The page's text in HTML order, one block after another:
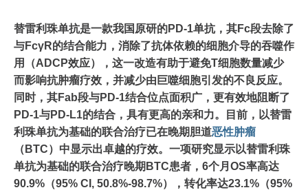
替雷利珠单抗是一款我国原研的PD-1单抗，其Fc段去除了
与FcγR的结合能力，消除了抗体依赖的细胞介导的吞噬作
用（ADCP效应），这一改造有助于避免T细胞数量减少
而影响抗肿瘤疗效，并减少由巨噬细胞引发的不良反应。
同时，其Fab段与PD-1结合位点面积广，更有效地阻断了
PD-1与PD-L1的结合，具有更高的亲和力。目前，以替雷
利珠单抗为基础的联合治疗已在晚期胆道恶性肿瘤
（BTC）中显示出卓越的疗效。一项研究显示以替雷利珠
单抗为基础的联合治疗晚期BTC患者，6个月OS率高达
90.9%（95% CI, 50.8%-98.7%），转化率达23.1%（95%